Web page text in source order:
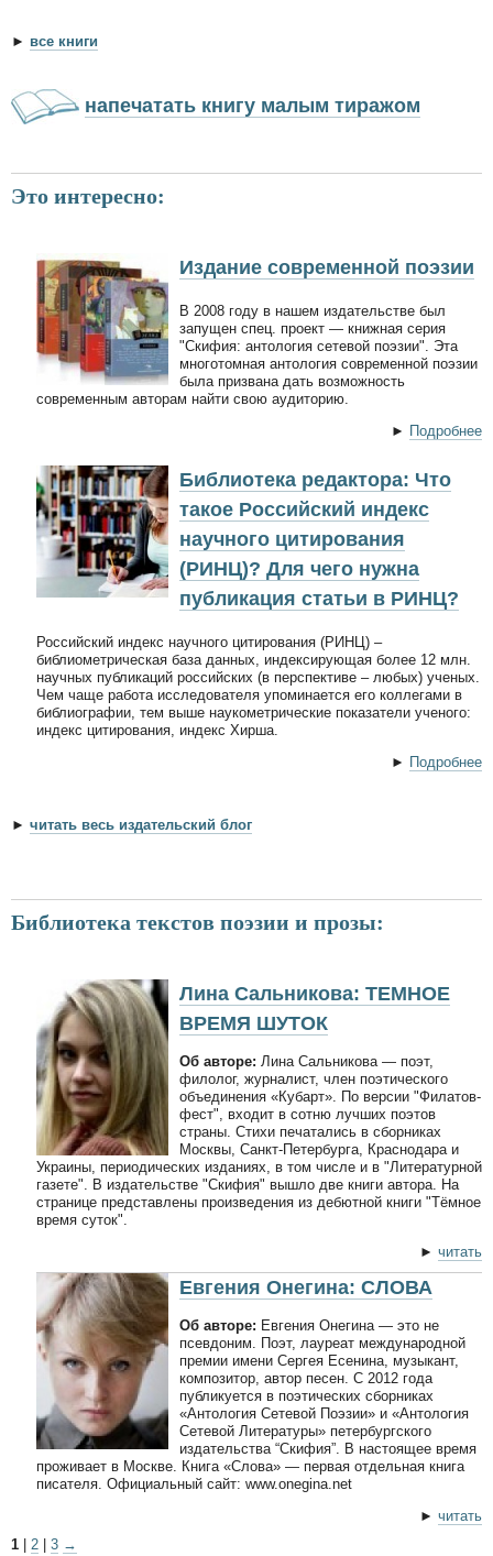
► все книги
напечатать книгу малым тиражом
Это интересно:
Издание современной поэзии
В 2008 году в нашем издательстве был
запущен спец. проект — книжная серия
"Скифия: антология сетевой поэзии". Эта
многотомная антология современной поэзии
была призвана дать возможность
современным авторам найти свою аудиторию.
► Подробнее
Библиотека редактора: Что
такое Российский индекс
научного цитирования
(РИНЦ)? Для чего нужна
публикация статьи в РИНЦ?
Российский индекс научного цитирования (РИНЦ) –
библиометрическая база данных, индексирующая более 12 млн.
научных публикаций российских (в перспективе – любых) ученых.
Чем чаще работа исследователя упоминается его коллегами в
библиографии, тем выше наукометрические показатели ученого:
индекс цитирования, индекс Хирша.
► Подробнее
► читать весь издательский блог
Библиотека текстов поэзии и прозы:
Лина Сальникова: ТЕМНОЕ
ВРЕМЯ ШУТОК
Об авторе: Лина Сальникова — поэт,
филолог, журналист, член поэтического
объединения «Кубарт». По версии "Филатов-
фест", входит в сотню лучших поэтов
страны. Стихи печатались в сборниках
Москвы, Санкт-Петербурга, Краснодара и
Украины, периодических изданиях, в том числе и в "Литературной
газете". В издательстве "Скифия" вышло две книги автора. На
странице представлены произведения из дебютной книги "Тёмное
время суток".
► читать
Евгения Онегина: СЛОВА
Об авторе: Евгения Онегина — это не
псевдоним. Поэт, лауреат международной
премии имени Сергея Есенина, музыкант,
композитор, автор песен. С 2012 года
публикуется в поэтических сборниках
«Антология Сетевой Поэзии» и «Антология
Сетевой Литературы» петербургского
издательства “Скифия”. В настоящее время
проживает в Москве. Книга «Слова» — первая отдельная книга
писателя. Официальный сайт: www.onegina.net
► читать
1
2 3 →